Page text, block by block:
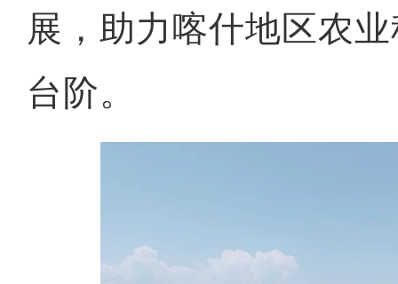
展，助力喀什地区农
台阶。